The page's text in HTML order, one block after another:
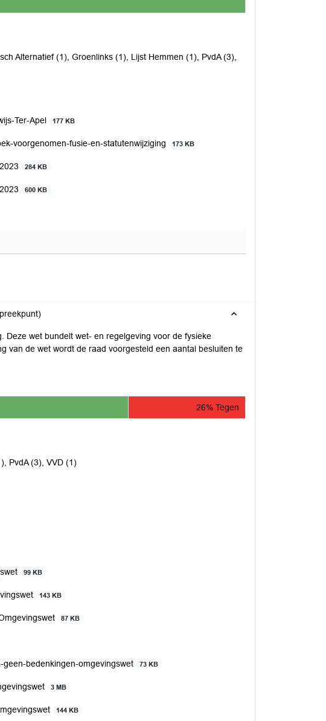
Alternatief (1), Groenlinks (1), Lijst Hemmen (1), PvdA (3),
Ter-Apel
177 KB
voorgenomen-fusie-en-statutenwijziging 173 KB
284 KB
600 KB
Deze wet bundelt wet- en regelgeving voor de fysieke
van de wet wordt de raad voorgesteld een aantal besluiten te
26% Tegen
PvdA (3), VVD (1)
99 KB
143 KB
87 KB
bedenkingen-omgevingswet 73 KB
3 MB
144 KB